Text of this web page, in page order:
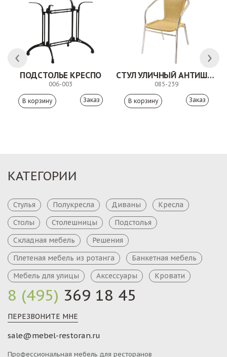
ПОДСТОЛЬЕ КРЕСПО
006-003
Заказ
СТУЛ УЛИЧНЫЙ АНТИШОН
085-239
Заказ
8 (495) 369 18 45
ПЕРЕЗВОНИТЕ МНЕ
sale@mebel-restoran.ru
Профессиональная мебель для ресторанов
КАТЕГОРИИ
Стулья Полукресла Диваны
Кресла
Столы
Столешницы
Подстолья
Складная мебель
Решения
Плетеная мебель из ротанга
Банкетная мебель
Мебель для улицы
Аксессуары Кровати